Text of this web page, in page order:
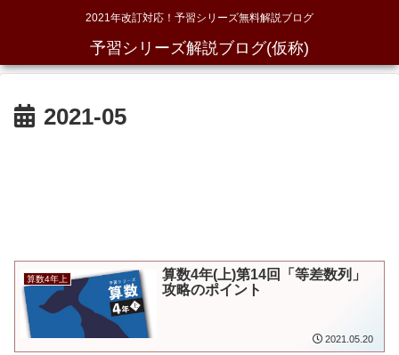
2021年改訂対応！予習シリーズ無料解説ブログ
予習シリーズ解説ブログ(仮称)
2021-05
算数4年上
算数4年(上)第14回「等差数列」
攻略のポイント
2021.05.20